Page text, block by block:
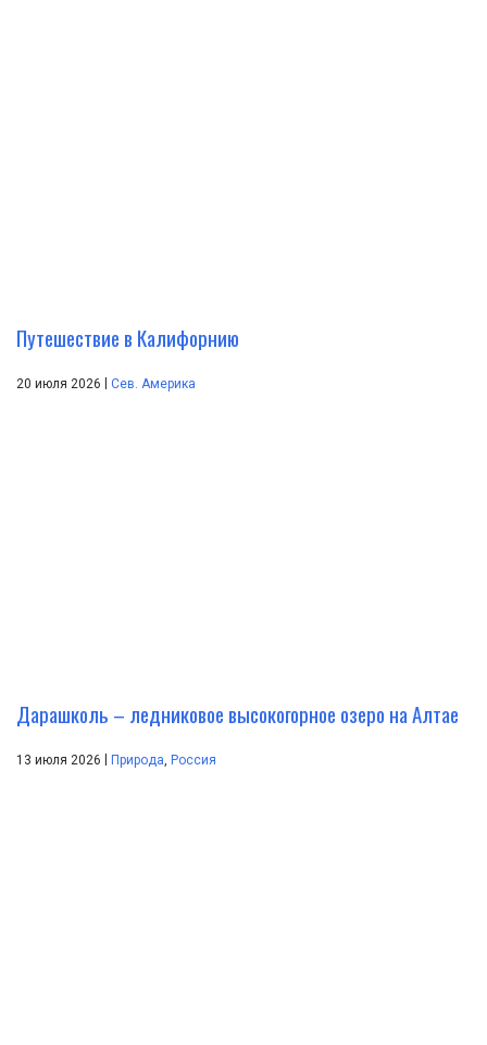
Путешествие в Калифорнию
20 июля 2026 | Сев. Америка
Дарашколь – ледниковое высокогорное озеро на Алтае
13 июля 2026 | Природа Россия